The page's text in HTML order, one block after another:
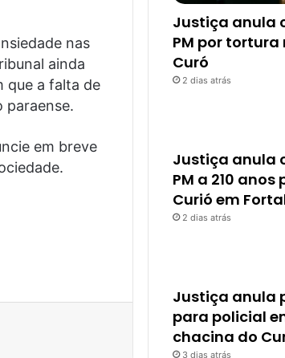
nas
ainda
que a falta de
paraense.
em breve
Justiça anula
PM por
Curó
2 dias atrás
Justiça anula
PM a 210
Curió em
2 dias atrás
Justiça anula
para policial
chacina do
3 dias atrás